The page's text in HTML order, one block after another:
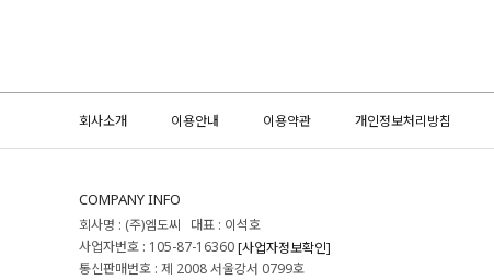
회사소개 이용안내 이용약관 개인정보처리방침
COMPANY INFO
회사명 : (주)엠도씨 대표 : 이석호
사업자번호 : 105-87-16360[사업자정보확인]
통신판매번호 : 제 2008 서울강서 0799호